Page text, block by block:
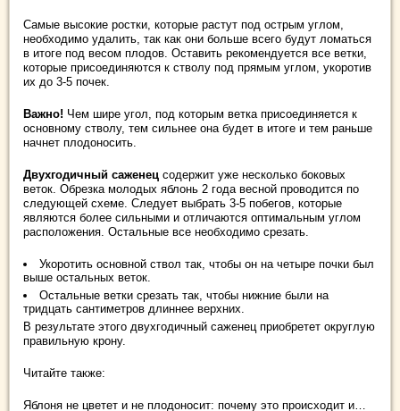
Самые высокие ростки, которые растут под острым углом,
необходимо удалить, так как они больше всего будут ломаться
в итоге под весом плодов. Оставить рекомендуется все ветки,
которые присоединяются к стволу под прямым углом, укоротив
их до 3-5 почек.
Важно! Чем шире угол, под которым ветка присоединяется к
основному стволу, тем сильнее она будет в итоге и тем раньше
начнет плодоносить.
Двухгодичный саженец содержит уже несколько боковых
веток. Обрезка молодых яблонь 2 года весной проводится по
следующей схеме. Следует выбрать 3-5 побегов, которые
являются более сильными и отличаются оптимальным углом
расположения. Остальные все необходимо срезать.
Укоротить основной ствол так, чтобы он на четыре почки был
выше остальных веток.
Остальные ветки срезать так, чтобы нижние были на
тридцать сантиметров длиннее верхних.
В результате этого двухгодичный саженец приобретет округлую
правильную крону.
Читайте также:
Яблоня не цветет и не плодоносит: почему это происходит и…